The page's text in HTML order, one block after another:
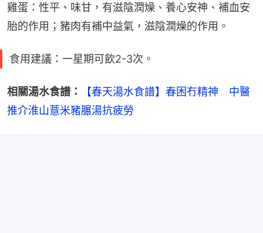
雞蛋：性平、味甘，有滋陰潤燥、養心安神、補血安
胎的作用；豬肉有補中益氣，滋陰潤燥的作用。
食用建議：一星期可飲2-3次。
相關湯水食譜：
【春天湯水食譜】春困冇精神　中醫
推介淮山薏米豬𦟌湯抗疲勞